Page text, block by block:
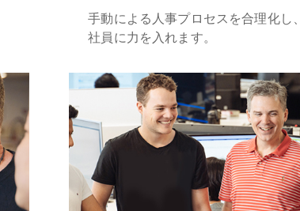
手動による人事プロセスを合理化し、
社員に力を入れます。